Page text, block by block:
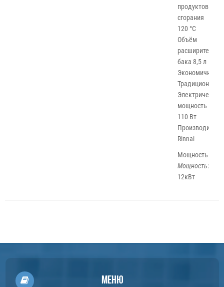
продуктов
сгорания
120 °C
Объём
бака 8,5 л
Экономичность
Традиционный
Электрическая
мощность
110 Вт
Rinnai
Мощность
Мощность:
12кВт
Меню